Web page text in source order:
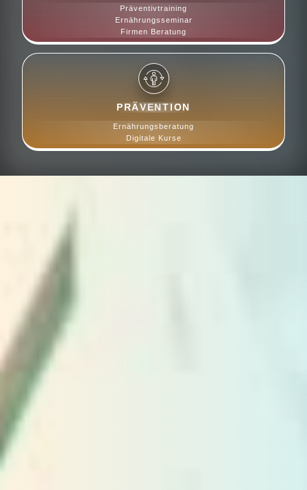
Präventivtraining
Ernährungsseminar
Firmen Beratung
PRÄVENTION
Ernährungsberatung
Digitale Kurse